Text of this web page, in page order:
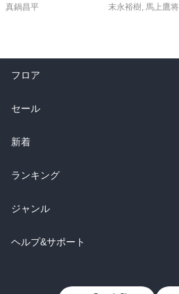
真鍋昌平
末永裕樹, 馬上鷹将
フロア
総合
ラノベ
雑誌・グラビア
BL・TL
セール
総合
ラノベ
雑誌・グラビア
BL・TL
新着
総合
ラノベ
雑誌・グラビア
ランキング
総合
ラノベ
ジャンル
コミック
ヘルプ&サポート